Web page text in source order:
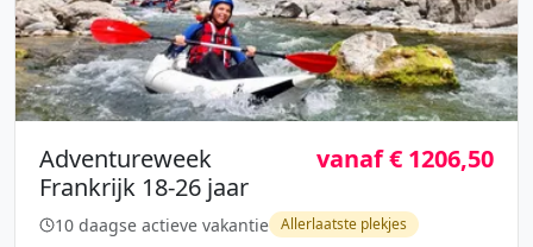
Adventureweek
Frankrijk 18-26 jaar
vanaf € 1206,50
10 daagse actieve vakantie Allerlaatste plekjes